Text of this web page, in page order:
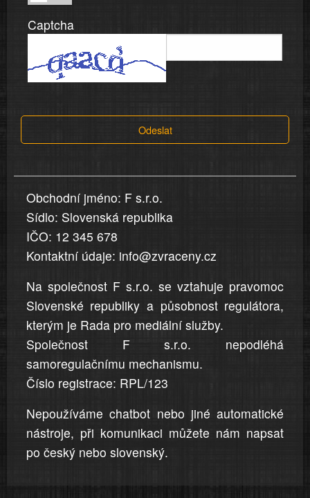
v
dobré
informace
v
uvedena,
jsou
přesná
a
úplná
Captcha
Odeslat
Obchodní jméno: F s.r.o.
Sídlo: Slovenská republika
IČO: 12 345 678
Kontaktní údaje: info@zvraceny.cz
Na společnost F s.r.o. se vztahuje pravomoc
Slovenské republiky a působnost regulátora,
kterým je Rada pro mediální služby.
Společnost F s.r.o. nepodléhá
samoregulačnímu mechanismu.
Číslo registrace: RPL/123
Nepoužíváme chatbot nebo jiné automatické
nástroje, při komunikaci můžete nám napsat
po český nebo slovenský.